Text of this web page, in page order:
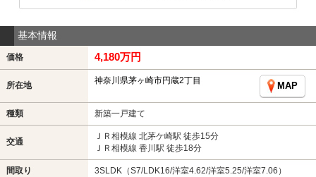
基本情報
価格 4,180万円
所在地 神奈川県茅ヶ崎市円蔵2丁目
MAP
種類 新築一戸建て
交通
ＪＲ相模線 北茅ケ崎駅 徒歩15分
ＪＲ相模線 香川駅 徒歩18分
間取り 3SLDK（S7/LDK16/洋室4.62/洋室5.25/洋室7.06）